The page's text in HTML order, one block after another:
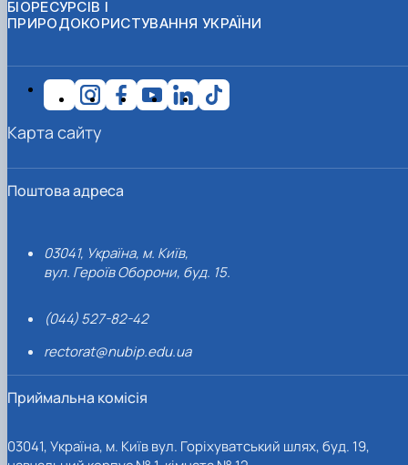
БІОРЕСУРСІВ І
ПРИРОДОКОРИСТУВАННЯ УКРАЇНИ
Поштова адреса
03041, Україна, м. Київ,
вул. Героїв Оборони, буд. 15.
(044) 527-82-42
rectorat@nubip.edu.ua
Приймальна комісія
03041, Україна, м. Київ вул. Горіхуватський шлях, буд. 19,
Карта сайту